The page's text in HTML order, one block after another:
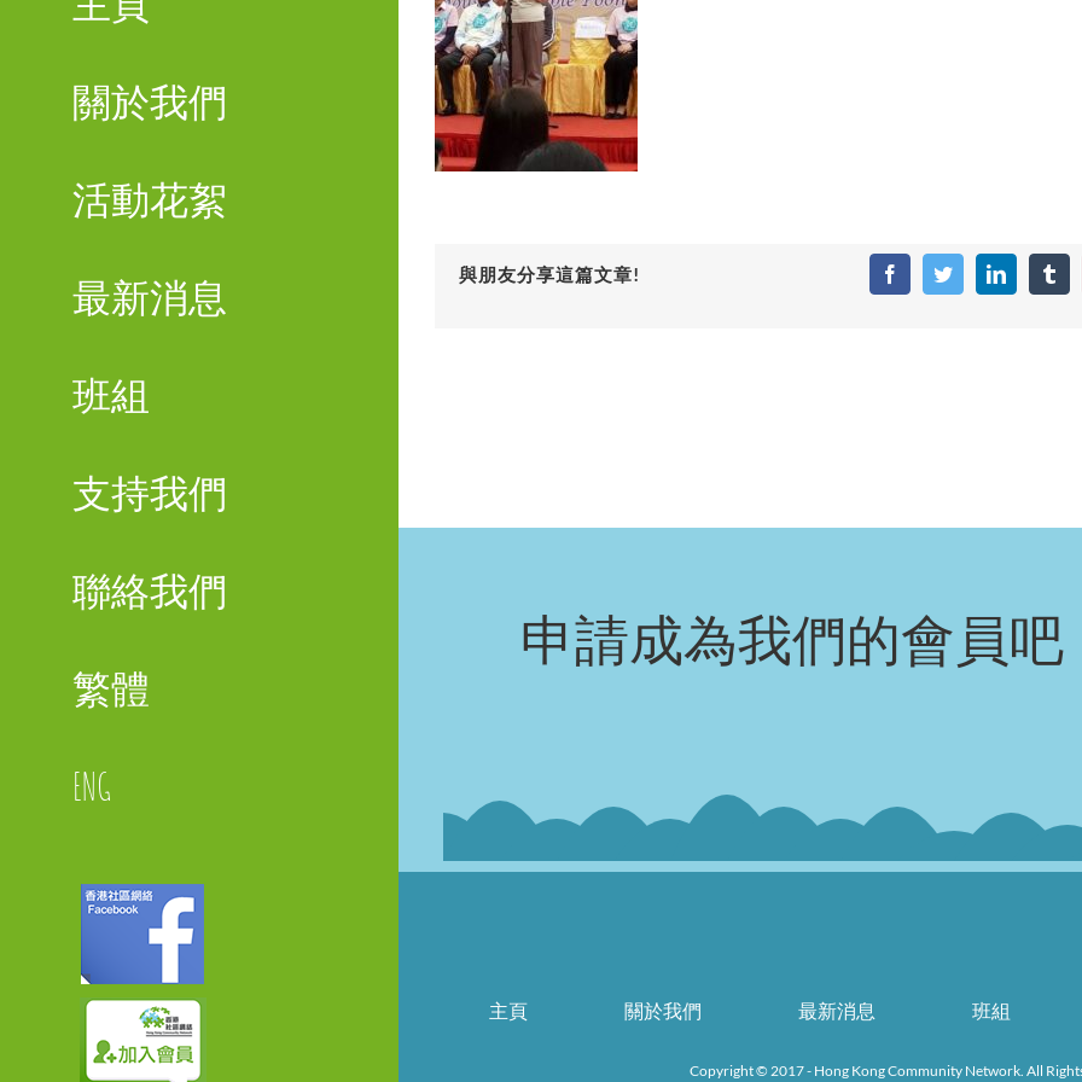
關於我們
活動花絮
最新消息
班組
支持我們
聯絡我們
繁體
ENG
Facebook
與朋友分享這篇文章! FacebookTwitterLinkedIn
申請成為我們的會員吧
主頁 關於我們 最新消息 班組
Copyright © 2017 - Hong Kong Community Network. All